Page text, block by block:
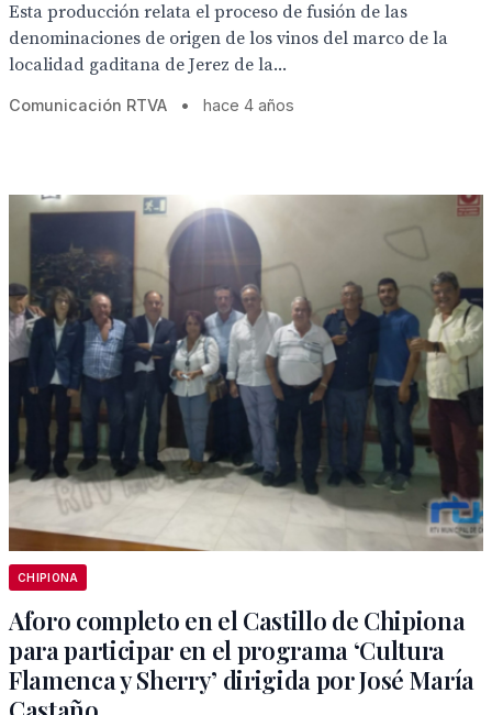
Esta producción relata el proceso de fusión de las
denominaciones de origen de los vinos del marco de la
localidad gaditana de Jerez de la...
Comunicación RTVA • hace 4 años
CHIPIONA
Aforo completo en el Castillo de Chipiona
para participar en el programa ‘Cultura
Flamenca y Sherry’ dirigida por José María